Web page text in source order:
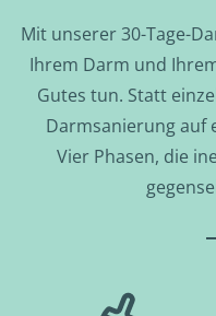
Mit unserer 30-Tage-
Ihrem Darm und
Gutes tun. Statt
Darmsanierung auf
Vier Phasen, die